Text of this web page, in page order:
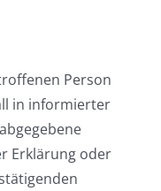
Person
in informierter
Erklärung oder